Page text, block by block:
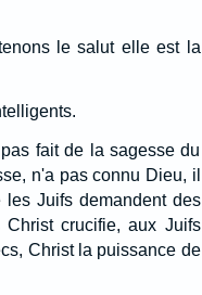
le salut elle est la
fait de la sagesse du
n'a pas connu Dieu, il
les Juifs demandent des
Christ crucifie, aux Juifs
Christ la puissance de